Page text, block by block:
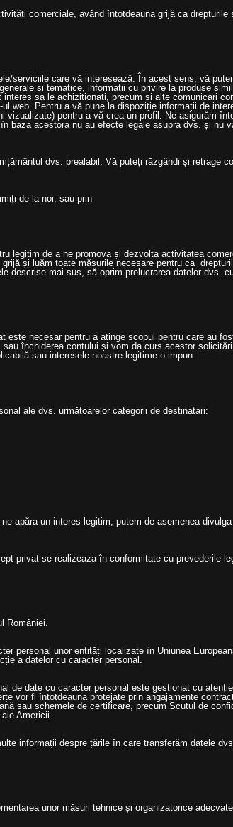
comerciale, având întotdeauna grijă ca
serviciile care vă interesează. În acest sens, vă
si tematice, informatii cu privire la produse
sa le achizitionati, precum si alte comunicari
web. Pentru a vă pune la dispoziție informații de
pentru a vă crea un profil. Ne asigurăm
baza acestora nu au efecte legale asupra dvs. și nu
dvs. prealabil. Vă puteți răzgândi și retrage
de la noi; sau prin
legitim de a ne promova și dezvolta activitatea
și luăm toate măsurile necesare pentru ca
descrise mai sus, să oprim prelucrarea datelor dvs.
necesar pentru a atinge scopul pentru care au
închiderea contului și vom da curs acestor
sau interesele noastre legitime o impun.
ale dvs. următoarelor categorii de destinatari:
apăra un interes legitim, putem de asemenea
privat se realizeaza în conformitate cu prevederile
României.
personal unor entități localizate în Uniunea
a datelor cu caracter personal.
de date cu caracter personal este gestionat cu
vor fi întotdeauna protejate prin angajamente
sau schemele de certificare, precum Scutul de
Americii.
informații despre țările în care transferăm datele
unor măsuri tehnice și organizatorice